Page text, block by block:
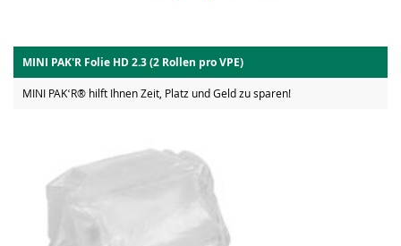
MINI PAK'R Folie HD 2.3 (2 Rollen pro VPE)
MINI PAKʻR® hilft Ihnen Zeit, Platz und Geld zu sparen!